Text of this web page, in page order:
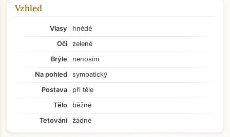
Vzhled
Vlasy
hnědé
Oči
zelené
Brýle
nenosím
Na pohled
sympatický
Postava
při těle
Tělo
běžné
Tetování
žádné